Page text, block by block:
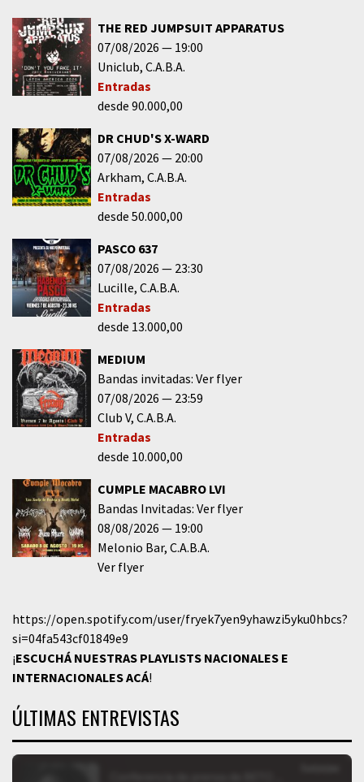
THE RED JUMPSUIT APPARATUS
07/08/2026
19:00
Uniclub C.A.B.A.
Entradas
desde 90.000,00
DR CHUD'S X-WARD
07/08/2026
20:00
Arkham C.A.B.A.
Entradas
desde 50.000,00
PASCO 637
07/08/2026
23:30
Lucille C.A.B.A.
Entradas
desde 13.000,00
MEDIUM
Bandas invitadas: Ver flyer
07/08/2026
23:59
Club V C.A.B.A.
Entradas
desde 10.000,00
CUMPLE MACABRO LVI
Bandas Invitadas: Ver flyer
08/08/2026
19:00
Melonio Bar C.A.B.A.
Ver flyer
https://open.spotify.com/user/fryek7yen9yhawzi5yku0hbcs?
si=04fa543cf01849e9
¡ESCUCHÁ NUESTRAS PLAYLISTS NACIONALES E
INTERNACIONALESACÁ!
ÚLTIMAS ENTREVISTAS